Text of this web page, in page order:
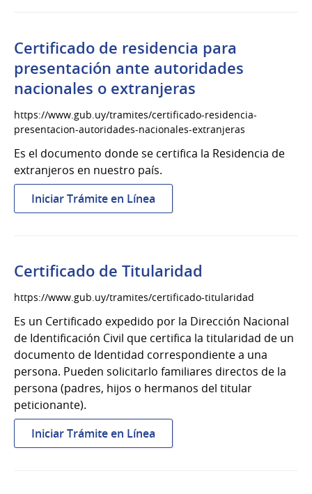
inscripción
en
el
registro
nacional
de
y
abusadores
Certificado de residencia para
presentación ante autoridades
nacionales o extranjeras
https://www.gub.uy/tramites/certificado-residencia-
presentacion-autoridades-nacionales-extranjeras
Es el documento donde se certifica la Residencia de
extranjeros en nuestro país.
Iniciar Trámite en Línea
Certificado
para
presentación
ante
autoridades
nacionales
extranjeras
Certificado de Titularidad
https://www.gub.uy/tramites/certificado-titularidad
Es un Certificado expedido por la Dirección Nacional
de Identificación Civil que certifica la titularidad de un
documento de Identidad correspondiente a una
persona. Pueden solicitarlo familiares directos de la
persona (padres, hijos o hermanos del titular
peticionante).
Iniciar Trámite en Línea
Certificado